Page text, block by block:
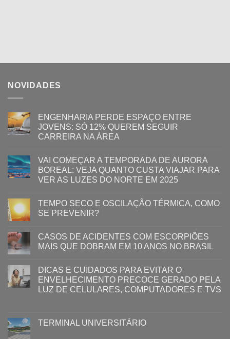
NOVIDADES
ENGENHARIA PERDE ESPAÇO ENTRE
JOVENS: SÓ 12% QUEREM SEGUIR
CARREIRA NA ÁREA
VAI COMEÇAR A TEMPORADA DE AURORA
BOREAL: VEJA QUANTO CUSTA VIAJAR PARA
VER AS LUZES DO NORTE EM 2025
TEMPO SECO E OSCILAÇÃO TÉRMICA, COMO
SE PREVENIR?
CASOS DE ACIDENTES COM ESCORPIÕES
MAIS QUE DOBRAM EM 10 ANOS NO BRASIL
DICAS E CUIDADOS PARA EVITAR O
ENVELHECIMENTO PRECOCE GERADO PELA
LUZ ​DE CELULARES, COMPUTADORES E TVS​​
TERMINAL UNIVERSITÁRIO